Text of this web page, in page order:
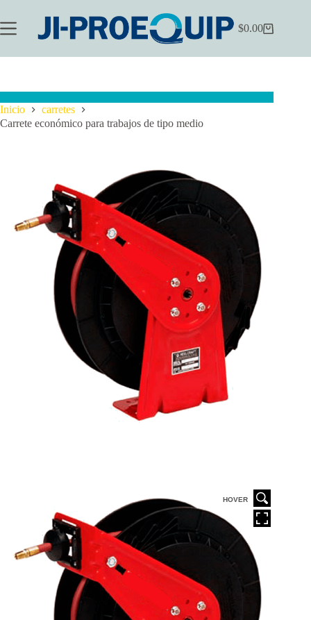
contenido
Carrito
compra
$0.00
Inicio
carretes
Carrete económico para trabajos de tipo medio
HOVER